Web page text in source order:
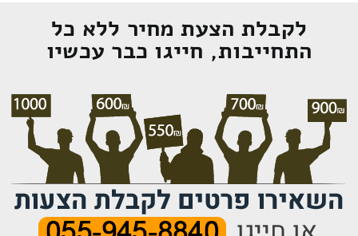
לקבלת הצעת מחיר ללא כל
התחייבות, חייגו כבר עכשיו